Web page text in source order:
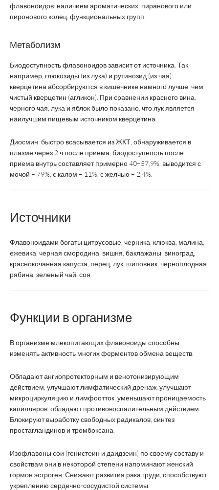
флавоноидов: наличием ароматических, пиранового или
пиронового колец, функциональных групп.
Метаболизм
Биодоступность флавоноидов зависит от источника. Так,
например, глюкозиды (из лука) и рутинозид (из чая)
кверцетина абсорбируются в кишечнике намного лучше, чем
чистый кверцетин (агликон). При сравнении красного вина,
черного чая, лука и яблок было показано, что лук является
наилучшим пищевым источником кверцетина.
Диосмин: быстро всасывается из ЖКТ, обнаруживается в
плазме через 2 ч после приема, биодоступность после
приема внутрь составляет примерно 40–57,9%, выводится с
мочой – 79%, с калом – 11%, с желчью – 2,4%.
Источники
Флавоноидами богаты цитрусовые, черника, клюква, малина,
ежевика, черная смородина, вишня, баклажаны, виноград,
краснокочанная капуста, перец, лук, шиповник, черноплодная
рябина, зеленый чай, соя.
Функции в организме
В организме млекопитающих флавоноиды способны
изменять активность многих ферментов обмена веществ.
Обладают ангиопротекторным и венотонизирующим
действием, улучшают лимфатический дренаж, улучшают
микроциркуляцию и лимфоотток, уменьшают проницаемость
капилляров, обладают противовоспалительным действием.
Блокируют выработку свободных радикалов, синтез
простагландинов и тромбоксана.
Изофлавоны сои (генистеин и даидзеин) по своему составу и
свойствам они в некоторой степени напоминают женский
гормон эстроген. Снижают развития рака груди, способствуют
укреплению сердечно-сосудистой системы.